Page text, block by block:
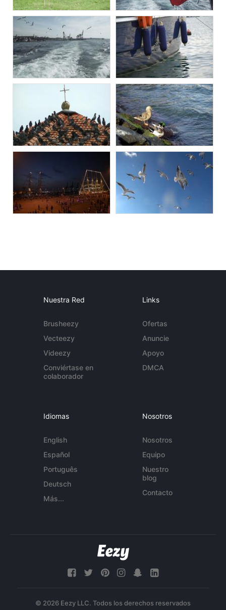
Nuestra Red
Brusheezy
Vecteezy
Videezy
Conviértase en
colaborador
Links
Ofertas
Anuncie
Apoyo
DMCA
Idiomas
English
Español
Português
Deutsch
Más...
Nosotros
Nosotros
Equipo
Nuestro
blog
Contacto
© 2026 Eezy LLC. Todos los derechos reservados